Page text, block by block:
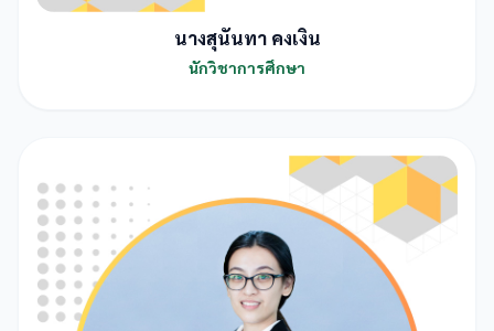
นางสุนันทา คงเงิน
นักวิชาการศึกษา